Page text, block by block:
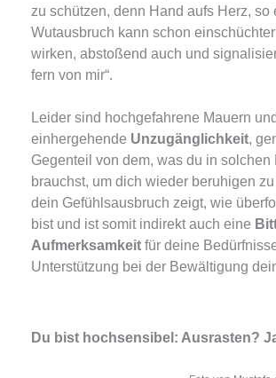
zu schützen, denn Hand aufs Herz, so
Wutausbruch kann schon
wirken, abstoßend auch und
fern von mir“.
Leider sind hochgefahrene Mauern
einhergehende Unzugänglichkeit,
Gegenteil von dem, was du in solchen
brauchst, um dich wieder beruhigen
dein Gefühlsausbruch zeigt, wie
bist und ist somit indirekt auch eine
Aufmerksamkeit für deine
Unterstützung bei der Bewältigung
Du bist hochsensibel: Ausrasten?